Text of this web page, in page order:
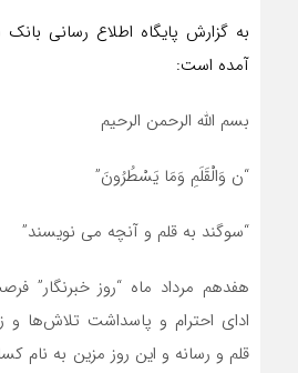
به گزارش پایگاه اطلاع رسانی
آمده است:
بسم الله الرحمن الرحیم
“ن وَالْقَلَمِ وَمَا یَسْطُرُونَ”
“سوگند به قلم و آنچه مى ‏نویسند”
هفدهم مرداد ماه “روز خبرنگار”
ادای احترام و پاسداشت تلاش‌ها
قلم و رسانه و این روز مزین به